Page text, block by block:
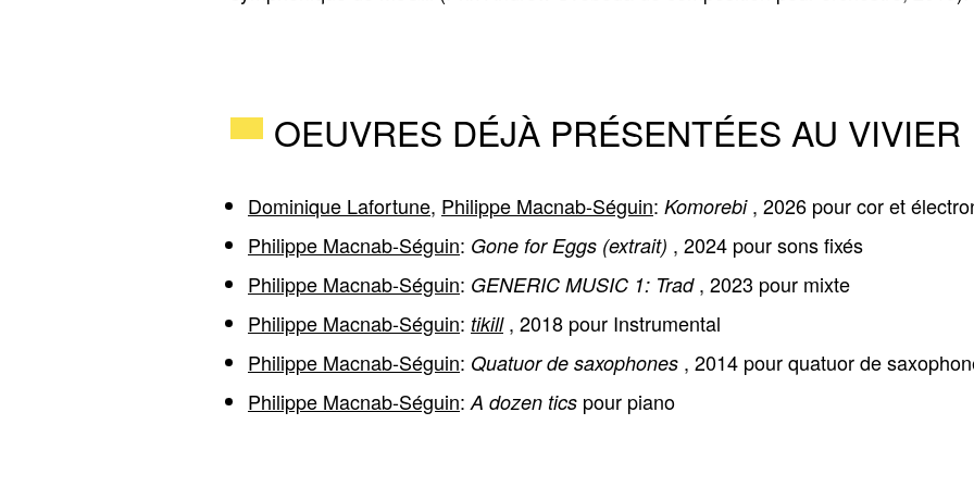
OEUVRES DÉJÀ PRÉSENTÉES AU VIVIER
Dominique Lafortune, Philippe Macnab-Séguin: Komorebi, 2026 pourcor et
Philippe Macnab-Séguin: Gone for Eggs (extrait) , 2024 poursons fixés
Philippe Macnab-Séguin: GENERIC MUSIC 1: Trad, 2023 pour mixte
Philippe Macnab-Séguin: tikill , 2018 pour Instrumental
Philippe Macnab-Séguin: Quatuor de saxophones , 2014 pourquatuor de
Philippe Macnab-Séguin: A dozen tics pour piano